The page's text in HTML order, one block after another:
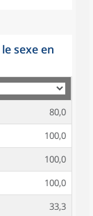
sexe en
80,0
100,0
100,0
100,0
33,3